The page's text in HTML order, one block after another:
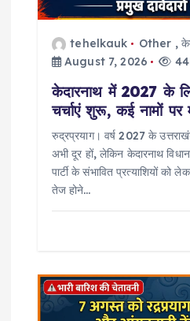
tehelkauk Other ,
August 7, 2026
केदारनाथ में 2027 के
चर्चाएं शुरू, कई नामों
रुद्रप्रयाग। वर्ष 2027 के
अभी दूर हों, लेकिन केदारनाथ
पार्टी के संभावित प्रत्याशियों को
तेज होने…